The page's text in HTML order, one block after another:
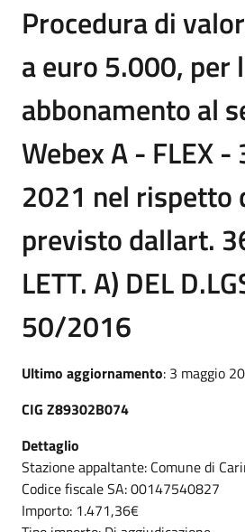
Procedura di
a euro 5.000, per l
abbonamento al
Webex A - FLEX
2021 nel rispetto
previsto dallart.
LETT. A) DEL
50/2016
Ultimo aggiornamento: 3 maggio
CIG Z89302B074
Dettaglio
Stazione appaltante: Comune di
Codice fiscale SA: 00147540827
Importo: 1.471,36€